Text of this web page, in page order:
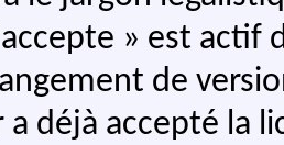
» est actif
de
déjà accepté la